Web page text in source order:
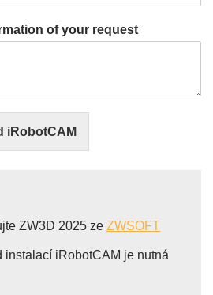
of your request
iRobotCAM
ZW3D 2025 ze ZWSOFT
instalací iRobotCAM je nutná